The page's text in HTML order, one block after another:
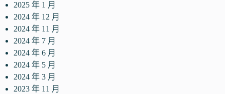
2025 年 1 月
2024 年 12 月
2024 年 11 月
2024 年 7 月
2024 年 6 月
2024 年 5 月
2024 年 3 月
2023 年 11 月